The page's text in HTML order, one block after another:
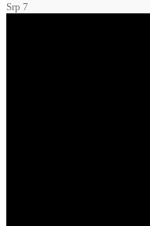
Srp 7